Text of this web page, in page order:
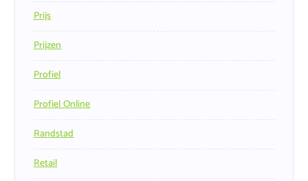
Prijs
Prijzen
Profiel
Profiel Online
Randstad
Retail